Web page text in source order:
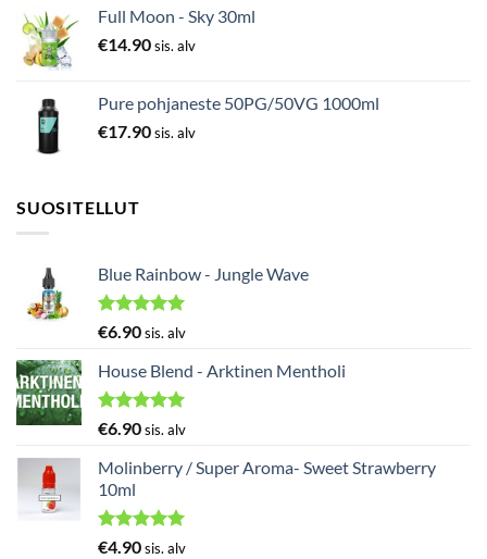
Full Moon - Sky 30ml
€14.90sis. alv
Pure pohjaneste 50PG/50VG 1000ml
€17.90sis. alv
SUOSITELLUT
Blue Rainbow - Jungle Wave
Arvostelu
5.00
/ 5
€6.90sis. alv
House Blend - Arktinen Mentholi
Arvostelu
5.00/ 5
€6.90sis. alv
Molinberry / Super Aroma- Sweet Strawberry
10ml
Arvostelu
€4.90sis. alv